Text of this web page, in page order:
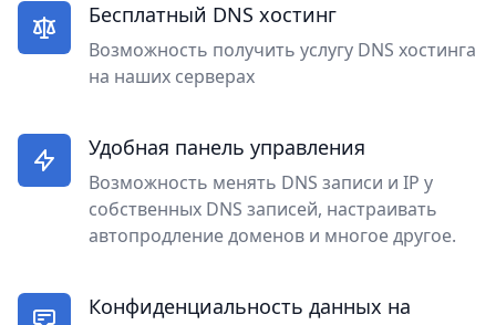
Бесплатный DNS хостинг
Возможность получить услугу DNS хостинга
на наших серверах
Удобная панель управления
Возможность менять DNS записи и IP у
собственных DNS записей, настраивать
автопродление доменов и многое другое.
Конфиденциальность данных на